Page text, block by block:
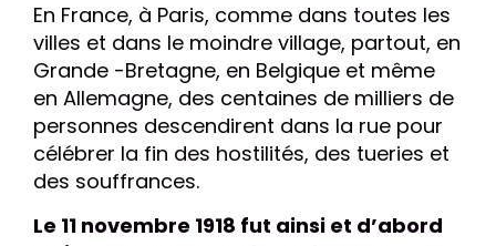
En France, à Paris, comme dans toutes les
villes et dans le moindre village, partout, en
Grande -Bretagne, en Belgique et même
en Allemagne, des centaines de milliers de
personnes descendirent dans la rue pour
célébrer la fin des hostilités, des tueries et
des souffrances.
Le 11 novembre 1918 fut ainsi et d’abord